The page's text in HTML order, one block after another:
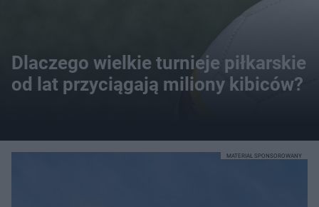
Dlaczego wielkie turnieje piłkarskie
od lat przyciągają miliony kibiców?
MATERIAŁ SPONSOROWANY